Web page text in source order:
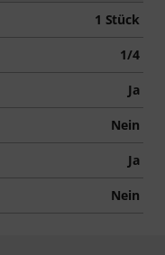
1 Stück
1/4
Ja
Nein
Ja
Nein